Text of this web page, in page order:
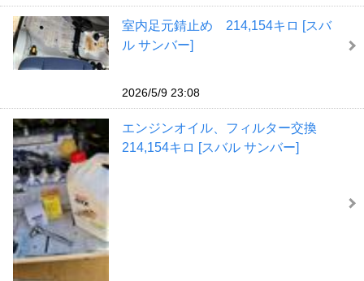
室内足元錆止め 214,154キロ [スバ
ル サンバー]
2026/5/9 23:08
エンジンオイル、フィルター交換
214,154キロ [スバル サンバー]